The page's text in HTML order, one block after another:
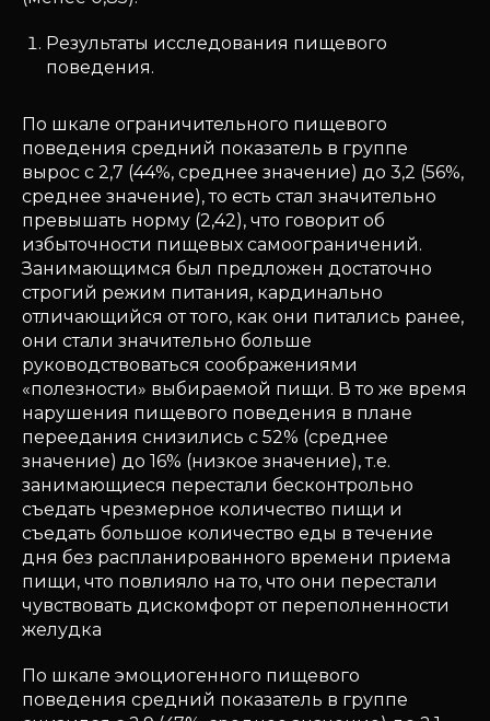
Результаты исследования пищевого
поведения.
По шкале ограничительного пищевого
поведения средний показатель в группе
вырос с 2,7 (44%, среднее значение) до 3,2 (56%,
среднее значение), то есть стал значительно
превышать норму (2,42), что говорит об
избыточности пищевых самоограничений.
Занимающимся был предложен достаточно
строгий режим питания, кардинально
отличающийся от того, как они питались ранее,
они стали значительно больше
руководствоваться соображениями
«полезности» выбираемой пищи. В то же время
нарушения пищевого поведения в плане
переедания снизились с 52% (среднее
значение) до 16% (низкое значение), т.е.
занимающиеся перестали бесконтрольно
съедать чрезмерное количество пищи и
съедать большое количество еды в течение
дня без распланированного времени приема
пищи, что повлияло на то, что они перестали
чувствовать дискомфорт от переполненности
желудка
По шкале эмоциогенного пищевого
поведения средний показатель в группе